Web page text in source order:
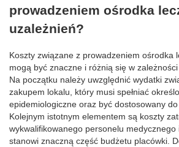
prowadzeniem ośrodka
uzależnień?
Koszty związane z prowadzeniem ośrodka
mogą być znaczne i różnią się w
Na początku należy uwzględnić wydatki
zakupem lokalu, który musi spełniać
epidemiologiczne oraz być dostosowany
Kolejnym istotnym elementem są koszty
wykwalifikowanego personelu
stanowi znaczną część budżetu placówki.